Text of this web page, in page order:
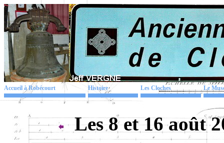
Accueil à Robécourt Histoire Les Cloches Le
Les 8 et 16 août